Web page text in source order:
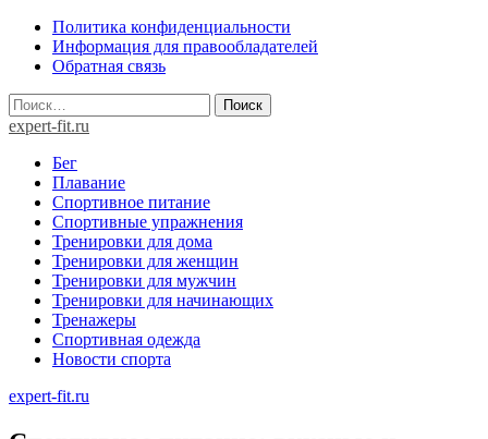
Skip
content
Политика конфиденциальности
Информация для правообладателей
Обратная связь
Найти:
expert-fit.ru
Бег
Плавание
Спортивное питание
Спортивные упражнения
Тренировки для дома
Тренировки для женщин
Тренировки для мужчин
Тренировки для начинающих
Тренажеры
Спортивная одежда
Новости спорта
expert-fit.ru